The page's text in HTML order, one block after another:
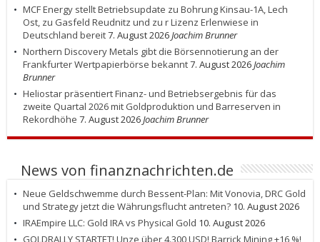
MCF Energy stellt Betriebsupdate zu Bohrung Kinsau-1A, Lech
Ost, zu Gasfeld Reudnitz und zu r Lizenz Erlenwiese in
Deutschland bereit7. August 2026Joachim Brunner
Northern Discovery Metals gibt die Börsennotierung an der
Frankfurter Wertpapierbörse bekannt7. August 2026Joachim
Brunner
Heliostar präsentiert Finanz- und Betriebsergebnis für das
zweite Quartal 2026 mit Goldproduktion und Barreserven in
Rekordhöhe 7. August 2026Joachim Brunner
News von finanznachrichten.de
Neue Geldschwemme durch Bessent-Plan: Mit Vonovia, DRC Gold
und Strategy jetzt die Währungsflucht antreten? 10. August 2026
IRAEmpire LLC: Gold IRA vs Physical Gold 10. August 2026
GOLDRALLY STARTET! Unze über 4.300 USD! Barrick Mining +16 %!